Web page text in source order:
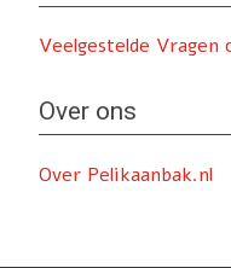
Veelgestelde Vragen
Over ons
Over Pelikaanbak.nl